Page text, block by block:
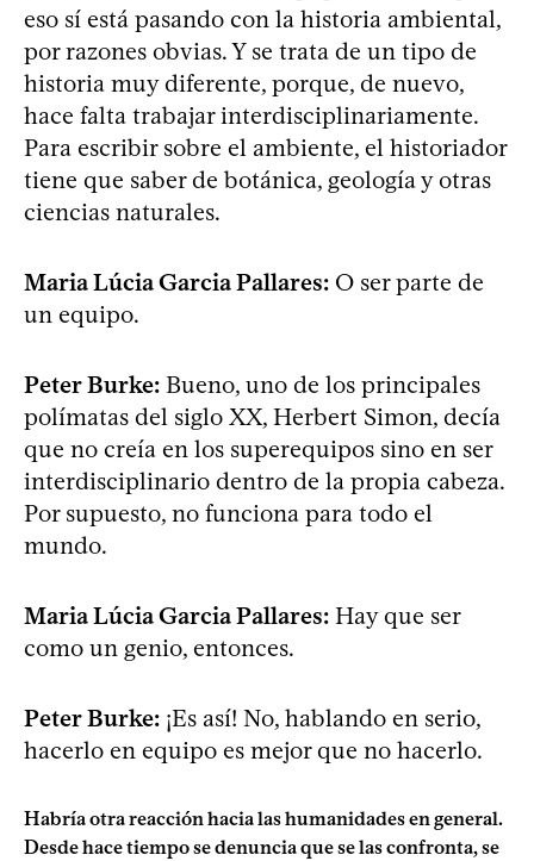
eso sí está pasando con la historia ambiental,
por razones obvias. Y se trata de un tipo de
historia muy diferente, porque, de nuevo,
hace falta trabajar interdisciplinariamente.
Para escribir sobre el ambiente, el historiador
tiene que saber de botánica, geología y otras
ciencias naturales.
Maria Lúcia Garcia Pallares: O ser parte de
un equipo.
Peter Burke: Bueno, uno de los principales
polímatas del siglo XX, Herbert Simon, decía
que no creía en los superequipos sino en ser
interdisciplinario dentro de la propia cabeza.
Por supuesto, no funciona para todo el
mundo.
Maria Lúcia Garcia Pallares: Hay que ser
como un genio, entonces.
Peter Burke: ¡Es así! No, hablando en serio,
hacerlo en equipo es mejor que no hacerlo.
Habría otra reacción hacia las humanidades en general.
Desde hace tiempo se denuncia que se las confronta, se